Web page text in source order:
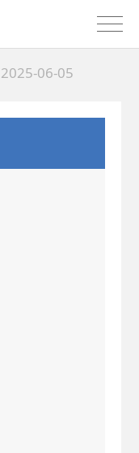
2025-06-05
2025-04-10
2025-02-24